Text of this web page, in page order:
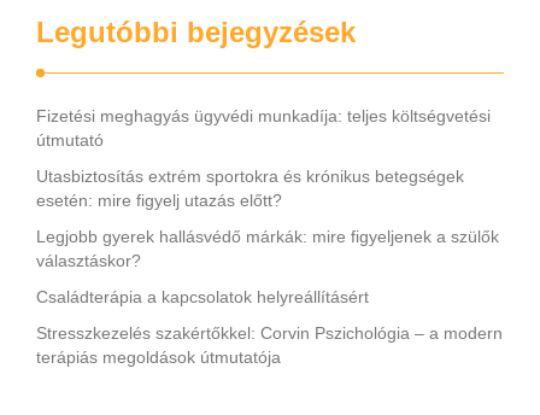
Legutóbbi bejegyzések
Fizetési meghagyás ügyvédi munkadíja: teljes költségvetési
útmutató
Utasbiztosítás extrém sportokra és krónikus betegségek
esetén: mire figyelj utazás előtt?
Legjobb gyerek hallásvédő márkák: mire figyeljenek a szülők
választáskor?
Családterápia a kapcsolatok helyreállításért
Stresszkezelés szakértőkkel: Corvin Pszichológia – a modern
terápiás megoldások útmutatója